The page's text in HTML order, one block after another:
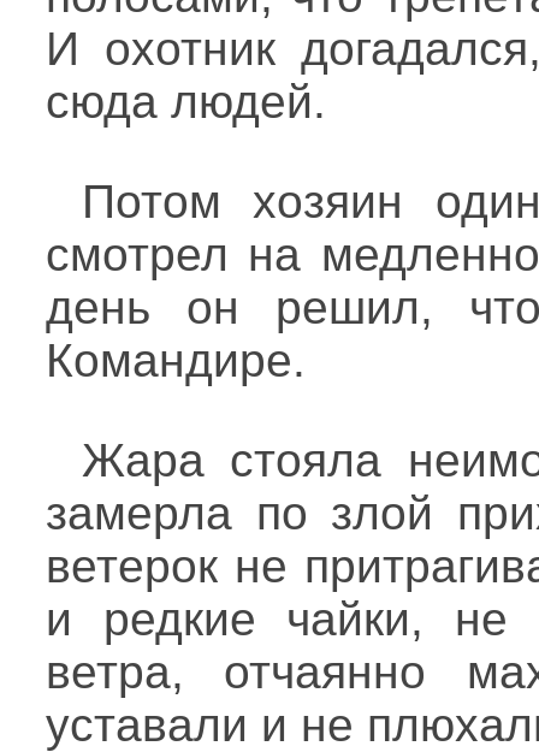
И охотник
сюда людей.
Потом хозяин
смотрел на
день он решил,
Командире.
Жара стояла
замерла по злой
ветерок не
и редкие чайки, не
ветра, отчаянно
уставали и не